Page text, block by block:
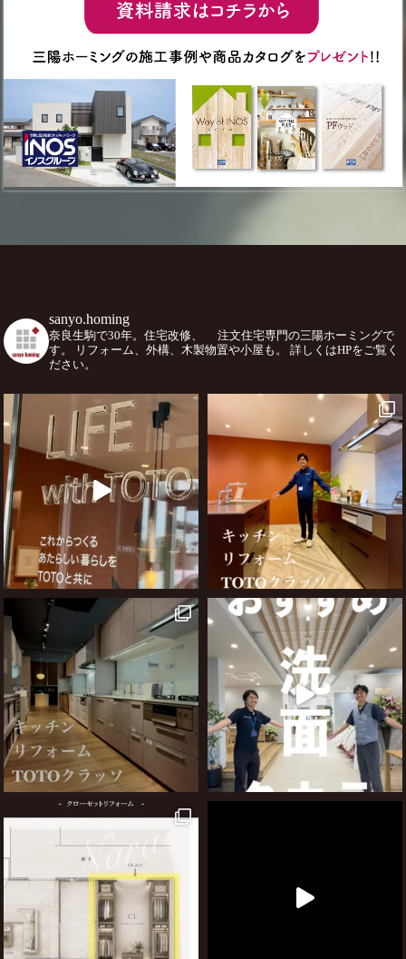
sanyo.homing
奈良生駒で30年。住宅改修、
注文住宅専門の三陽ホーミングで
す。
リフォーム、外構、木製物置や小屋も。
詳しくはHPをご覧く
ださい。